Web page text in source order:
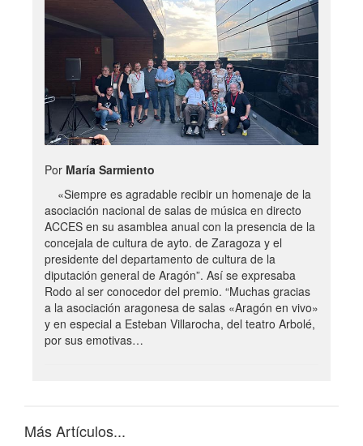
Por María Sarmiento
«Siempre es agradable recibir un homenaje de la
asociación nacional de salas de música en directo
ACCES en su asamblea anual con la presencia de la
concejala de cultura de ayto. de Zaragoza y el
presidente del departamento de cultura de la
diputación general de Aragón”. Así se expresaba
Rodo al ser conocedor del premio. “Muchas gracias
a la asociación aragonesa de salas «Aragón en vivo»
y en especial a Esteban Villarocha, del teatro Arbolé,
por sus emotivas…
Más Artículos...